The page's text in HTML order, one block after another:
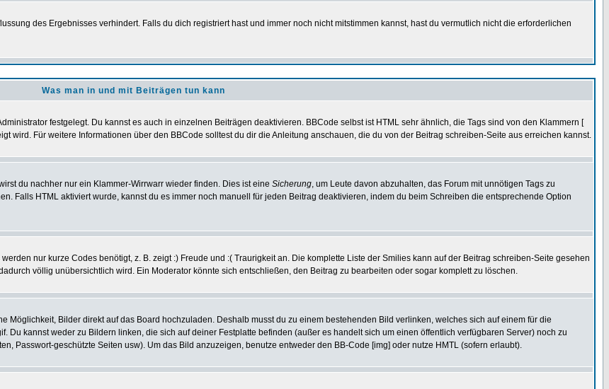
des Ergebnisses verhindert. Falls du dich registriert hast und immer noch nicht mitstimmen kannst, hast du vermutlich nicht die erforderlichen
Was man in und mit Beiträgen tun kann
festgelegt. Du kannst es auch in einzelnen Beiträgen deaktivieren. BBCode selbst ist HTML sehr ähnlich, die Tags sind von den Klammern [
wird. Für weitere Informationen über den BBCode solltest du dir die Anleitung anschauen, die du von der Beitrag schreiben-Seite aus erreichen kannst.
du nachher nur ein Klammer-Wirrwarr wieder finden. Dies ist eine Sicherung, um Leute davon abzuhalten, das Forum mit unnötigen Tags zu
Falls HTML aktiviert wurde, kannst du es immer noch manuell für jeden Beitrag deaktivieren, indem du beim Schreiben die entsprechende Option
nur kurze Codes benötigt, z. B. zeigt :) Freude und :( Traurigkeit an. Die komplette Liste der Smilies kann auf der Beitrag schreiben-Seite gesehen
völlig unübersichtlich wird. Ein Moderator könnte sich entschließen, den Beitrag zu bearbeiten oder sogar komplett zu löschen.
Möglichkeit, Bilder direkt auf das Board hochzuladen. Deshalb musst du zu einem bestehenden Bild verlinken, welches sich auf einem für die
Du kannst weder zu Bildern linken, die sich auf deiner Festplatte befinden (außer es handelt sich um einen öffentlich verfügbaren Server) noch zu
Passwort-geschützte Seiten usw). Um das Bild anzuzeigen, benutze entweder den BB-Code [img] oder nutze HMTL (sofern erlaubt).